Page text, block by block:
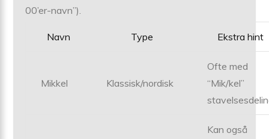
00’er-navn”).
Navn Type Ekstra hint
Mikkel Klassisk/nordisk
Ofte med
“Mik/kel”
Kan også